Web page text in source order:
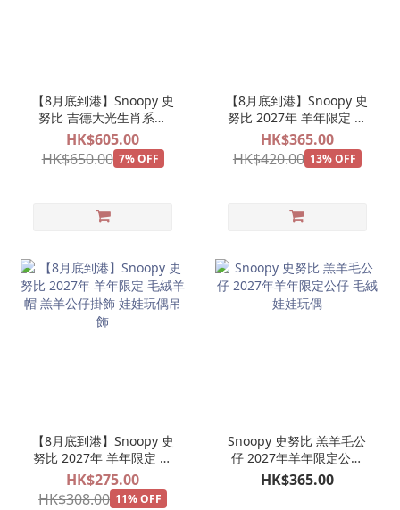
【8月底到港】Snoopy 史
努比 吉德大光生肖系列
2027年 羊年限定 羔羊
FIGURE 擺設
HK$605.00
HK$650.00 7% OFF
【8月底到港】Snoopy 史
努比 2027年 羊年限定 毛
絨羊帽 羔羊公仔 娃娃玩偶
HK$365.00
HK$420.00 13% OFF
【8月底到港】Snoopy 史
努比 2027年 羊年限定 毛
絨羊帽 羔羊公仔掛飾 娃娃
玩偶吊飾
HK$275.00
HK$308.00 11% OFF
Snoopy 史努比 羔羊毛公
仔 2027年羊年限定公仔
毛絨娃娃玩偶
HK$365.00